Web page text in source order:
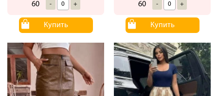
60 - +
Купить
60 - +
Купить